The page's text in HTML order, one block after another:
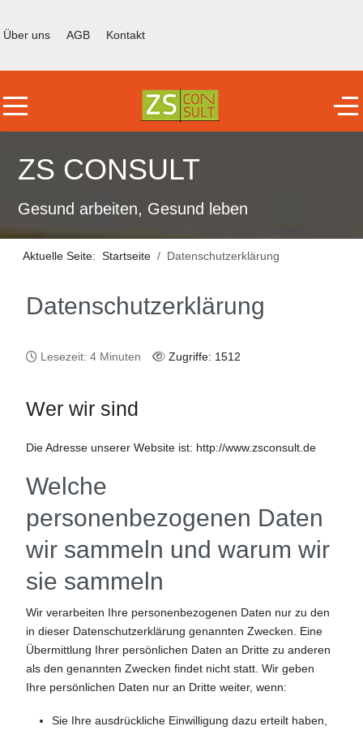
Über uns AGB Kontakt
Mobile Menu Toggle
ZS CONSULT
Gesund arbeiten, Gesund leben
Aktuelle Seite:Startseite Datenschutzerklärung
Datenschutzerklärung
Lesezeit: 4 Minuten Zugriffe: 1512
Wer wir sind
Die Adresse unserer Website ist: http://www.zsconsult.de
Welche
personenbezogenen Daten
wir sammeln und warum wir
sie sammeln
Wir verarbeiten Ihre personenbezogenen Daten nur zu den
in dieser Datenschutzerklärung genannten Zwecken. Eine
Übermittlung Ihrer persönlichen Daten an Dritte zu anderen
als den genannten Zwecken findet nicht statt. Wir geben
Ihre persönlichen Daten nur an Dritte weiter, wenn:
Sie Ihre ausdrückliche Einwilligung dazu erteilt haben,